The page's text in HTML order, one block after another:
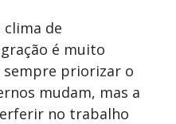
clima de
é muito
priorizar o
mudam, mas a
no trabalho